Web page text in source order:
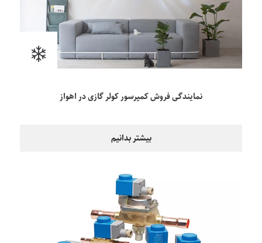
نمایندگی فروش کمپرسور کولر گازی در اهواز
بیشتر بدانیم